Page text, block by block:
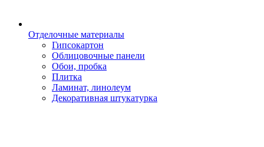
Отделочные материалы
Гипсокартон
Облицовочные панели
Обои, пробка
Плитка
Ламинат, линолеум
Декоративная штукатурка